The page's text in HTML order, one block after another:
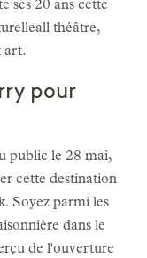
ses 20 ans cette
théâtre,
art.
pour
public le 28 mai,
cette destination
Soyez parmi les
dans le
de l'ouverture